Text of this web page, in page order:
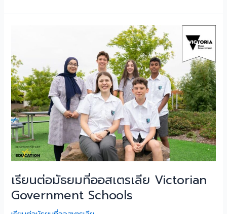
เรียนต่อมัธยมที่ออสเตรเลีย Victorian
Government Schools
มัธยม
ที่
ออสเตรเลีย
Victorian
Government
Schools